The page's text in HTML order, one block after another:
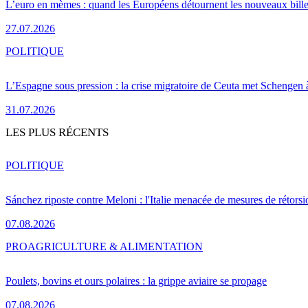
L’euro en mèmes : quand les Européens détournent les nouveaux
27.07.2026
L’Espagne sous pression : la crise migratoire de Ceuta met Schengen
31.07.2026
POLITIQUE
LES PLUS RÉCENTS
Sánchez riposte contre Meloni : l'Italie menacée de mesures de
07.08.2026
POLITIQUE
Poulets, bovins et ours polaires : la grippe aviaire se propage
07.08.2026
PROAGRICULTURE & ALIMENTATION